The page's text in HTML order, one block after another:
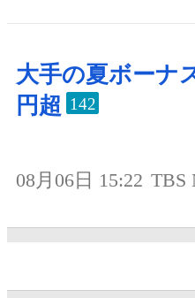
大手の夏ボーナ
円超 142
08月06日 15:22 TBS